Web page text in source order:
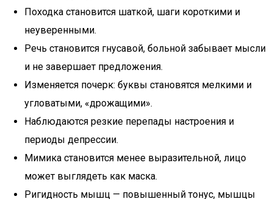
Походка становится шаткой, шаги короткими и
неуверенными.
Речь становится гнусавой, больной забывает мысли
и не завершает предложения.
Изменяется почерк: буквы становятся мелкими и
угловатыми, «дрожащими».
Наблюдаются резкие перепады настроения и
периоды депрессии.
Мимика становится менее выразительной, лицо
может выглядеть как маска.
Ригидность мышц — повышенный тонус, мышцы